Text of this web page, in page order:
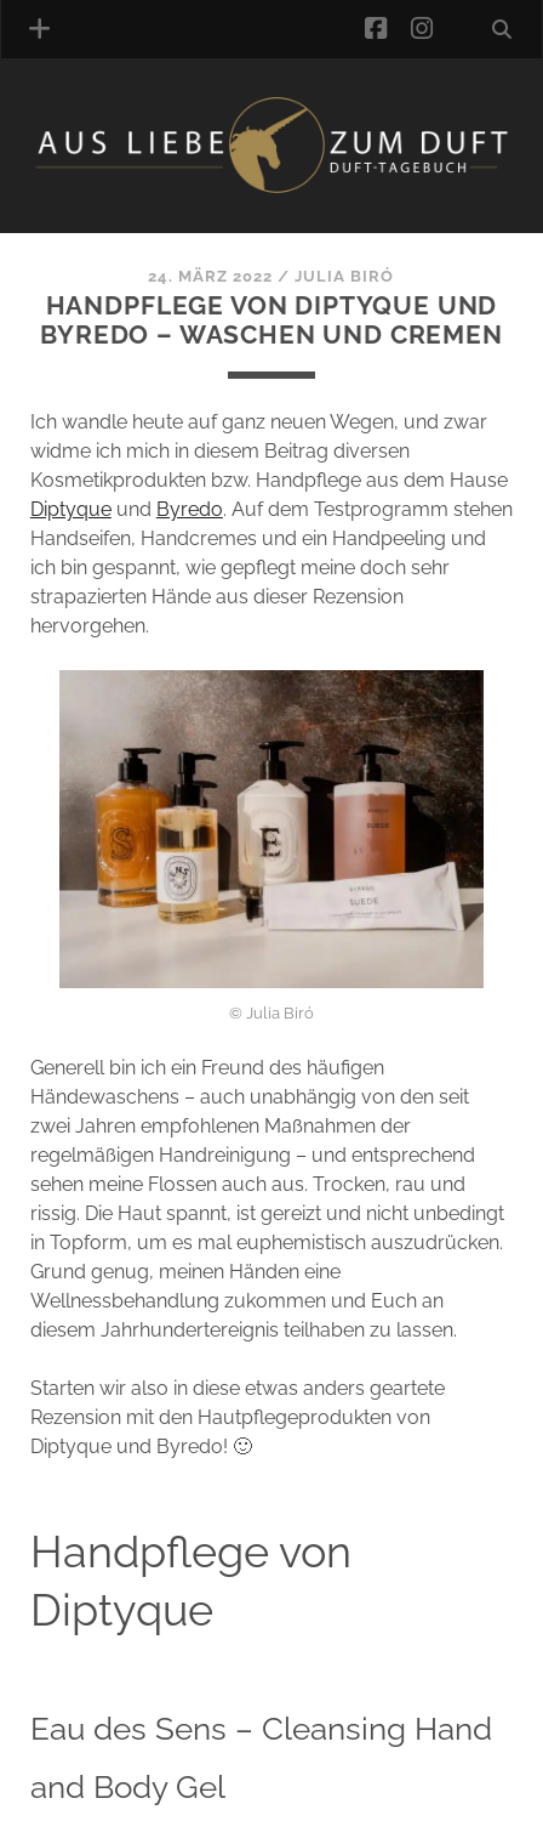
MANUFAKTUREN
KOMMENTARE
LINK-SAMMLUNG
ARTIKEL-ARCHIV
ONLINE-SHOP
DAS ALZD-TEAM
facebook
24. MÄRZ 2022 /JULIA BIRÓ
HANDPFLEGE VON DIPTYQUE UND
BYREDO – WASCHEN UND CREMEN
Ich wandle heute auf ganz neuen Wegen, und zwar
widme ich mich in diesem Beitrag diversen
Kosmetikprodukten bzw. Handpflege aus dem Hause
Diptyqueund Byredo. Auf dem Testprogramm stehen
Handseifen, Handcremes und ein Handpeeling und
ich bin gespannt, wie gepflegt meine doch sehr
strapazierten Hände aus dieser Rezension
hervorgehen.
© Julia Biró
Generell bin ich ein Freund des häufigen
Händewaschens – auch unabhängig von den seit
zwei Jahren empfohlenen Maßnahmen der
regelmäßigen Handreinigung – und entsprechend
sehen meine Flossen auch aus. Trocken, rau und
rissig. Die Haut spannt, ist gereizt und nicht unbedingt
in Topform, um es mal euphemistisch auszudrücken.
Grund genug, meinen Händen eine
Wellnessbehandlung zukommen und Euch an
diesem Jahrhundertereignis teilhaben zu lassen.
Starten wir also in diese etwas anders geartete
Rezension mit den Hautpflegeprodukten von
Diptyque und Byredo! 🙂
Handpflege von
Diptyque
Eau des Sens – Cleansing Hand
and Body Gel